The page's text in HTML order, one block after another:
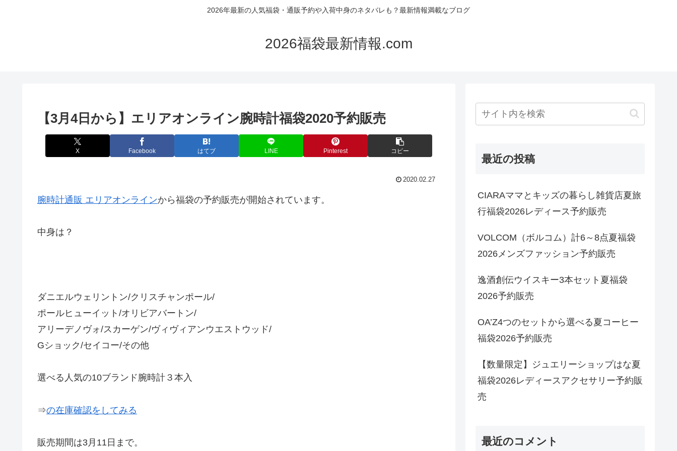
2026年最新の人気福袋・通販予約や入荷中身のネタバレも？最新情報満載なブログ
2026福袋最新情報.com
【3月4日から】エリアオンライン腕時計福袋2020予約販売
X Facebook はてブ LINE Pinterest コピー
2020.02.27
腕時計通販 エリアオンラインから福袋の予約販売が開始されています。
中身は？
ダニエルウェリントン/クリスチャンポール/
ポールヒューイット/オリビアバートン/
アリーデノヴォ/スカーゲン/ヴィヴィアンウエストウッド/
Gショック/セイコー/その他
選べる人気の10ブランド腕時計３本入
⇒の在庫確認をしてみる
販売期間は3月11日まで。
最近の投稿
CIARAママとキッズの暮らし雑貨店夏旅
行福袋2026レディース予約販売
VOLCOM（ボルコム）計6～8点夏福袋
2026メンズファッション予約販売
逸酒創伝ウイスキー3本セット夏福袋
2026予約販売
OA’Z4つのセットから選べる夏コーヒー
福袋2026予約販売
【数量限定】ジュエリーショップはな夏
福袋2026レディースアクセサリー予約販
売
最近のコメント